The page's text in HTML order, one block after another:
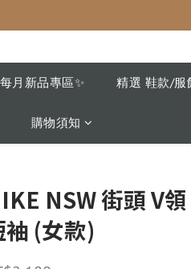
每月新品專區✨ 精選 鞋款/服
購物須知
NSW 街頭 V
袖 (女款)